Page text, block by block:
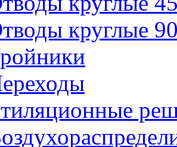
круглые